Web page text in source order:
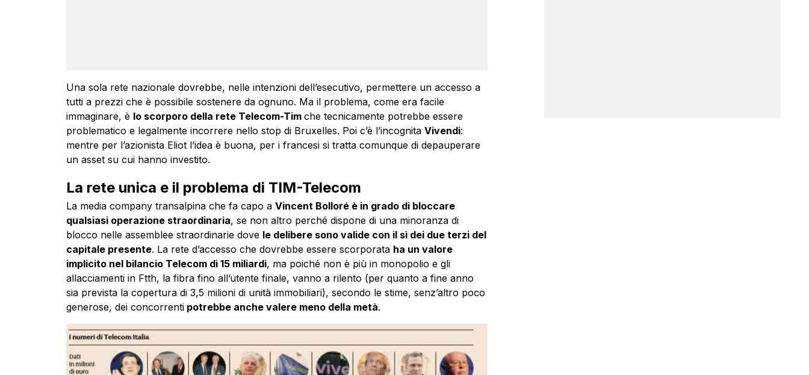
Una sola rete nazionale dovrebbe, nelle intenzioni dell’esecutivo, permettere un accesso a
tutti a prezzi che è possibile sostenere da ognuno. Ma il problema, come era facile
immaginare, è lo scorporo della rete Telecom-Tim che tecnicamente potrebbe essere
problematico e legalmente incorrere nello stop di Bruxelles. Poi c’è l’incognita Vivendi:
mentre per l’azionista Eliot l’idea è buona, per i francesi si tratta comunque di depauperare
un asset su cui hanno investito.
La rete unica e il problema di TIM-Telecom
La media company transalpina che fa capo a Vincent Bolloré è in grado di bloccare
qualsiasi operazione straordinaria, se non altro perché dispone di una minoranza di
blocco nelle assemblee straordinarie dove le delibere sono valide con il sì dei due terzi del
capitale presente. La rete d’accesso che dovrebbe essere scorporata ha un valore
implicito nel bilancio Telecom di 15 miliardi, ma poiché non è più in monopolio e gli
allacciamenti in Ftth, la fibra fino all’utente finale, vanno a rilento (per quanto a fine anno
sia prevista la copertura di 3,5 milioni di unità immobiliari), secondo le stime, senz’altro poco
generose, dei concorrentipotrebbe anche valere meno della metà.